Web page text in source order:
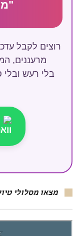
רוצים לקבל
מרעננים,
בלי רעש
מצאו מסלולי